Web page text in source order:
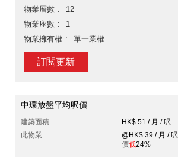
物業層數
12
物業座數
1
物業擁有權
單一業權
訂閱更新
中環放盤平均呎價
建築面積
HK$ 51 / 月 / 呎
此物業
@HK$ 39 / 月 / 呎
價低24%